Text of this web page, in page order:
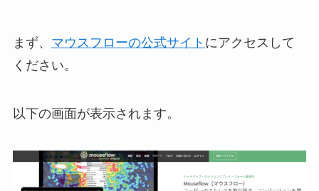
まず、 マウスフローの公式サイト にアクセスして
ください。
以下の画面が表示されます。